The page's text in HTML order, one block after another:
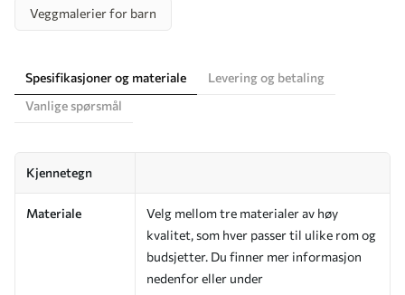
Veggmalerier for barn
Spesifikasjoner og materiale
Levering og betaling
Vanlige spørsmål
Kjennetegn
Materiale
Velg mellom tre materialer av høy
kvalitet, som hver passer til ulike rom og
budsjetter. Du finner mer informasjon
nedenfor eller under